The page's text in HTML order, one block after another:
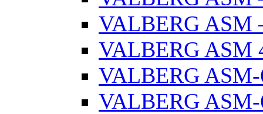
VALBERG ASM
VALBERG ASM
VALBERG
VALBERG